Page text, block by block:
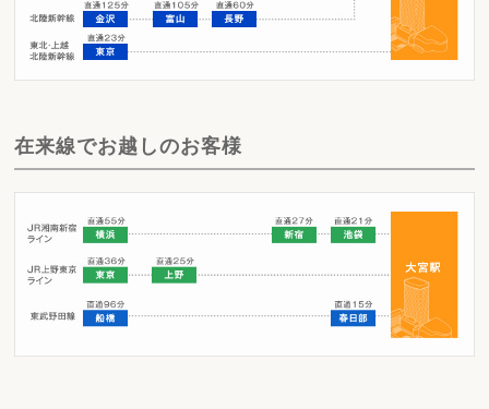
在来線でお越しのお客様